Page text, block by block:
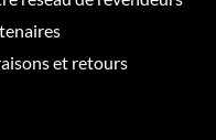
et retours